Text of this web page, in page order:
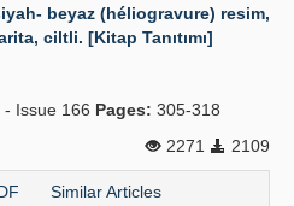
beyaz (héliogravure) resim,
ciltli. [Kitap Tanıtımı]
- Issue 166 Pages: 305-318
2271
2109
Similar Articles